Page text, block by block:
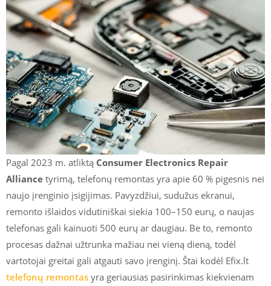
Pagal 2023 m. atliktą Consumer Electronics Repair
Alliance tyrimą, telefonų remontas yra apie 60 % pigesnis nei
naujo įrenginio įsigijimas. Pavyzdžiui, sudužus ekranui,
remonto išlaidos vidutiniškai siekia 100–150 eurų, o naujas
telefonas gali kainuoti 500 eurų ar daugiau. Be to, remonto
procesas dažnai užtrunka mažiau nei vieną dieną, todėl
vartotojai greitai gali atgauti savo įrenginį. Štai kodėl Efix.lt
telefonų remontas yra geriausias pasirinkimas kiekvienam